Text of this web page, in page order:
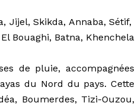
Jijel, Skikda, Annaba, Sétif,
Bouaghi, Batna, Khenchela
de pluie, accompagnées
du Nord du pays. Cette
Boumerdes, Tizi-Ouzou,